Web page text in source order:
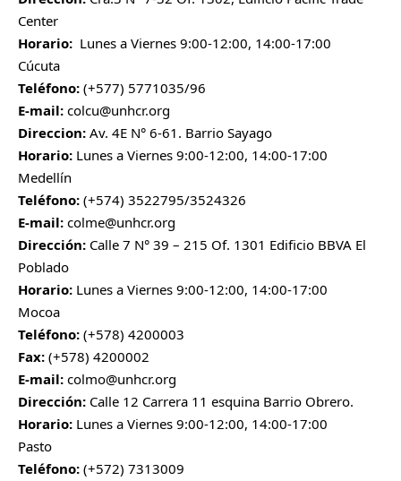
Center
Horario: Lunes a Viernes 9:00-12:00, 14:00-17:00
Cúcuta
Teléfono: (+577) 5771035/96
E-mail: colcu@unhcr.org
Direccion: Av. 4E N° 6-61. Barrio Sayago
Horario: Lunes a Viernes 9:00-12:00, 14:00-17:00
Medellín
Teléfono: (+574) 3522795/3524326
E-mail: colme@unhcr.org
Dirección: Calle 7 N° 39 – 215 Of. 1301 Edificio BBVA El
Poblado
Horario: Lunes a Viernes 9:00-12:00, 14:00-17:00
Mocoa
Teléfono: (+578) 4200003
Fax: (+578) 4200002
E-mail: colmo@unhcr.org
Dirección: Calle 12 Carrera 11 esquina Barrio Obrero.
Horario: Lunes a Viernes 9:00-12:00, 14:00-17:00
Pasto
Teléfono: (+572) 7313009